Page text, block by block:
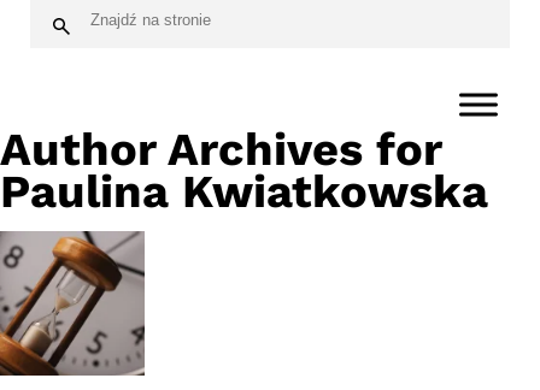
Author Archives for
Paulina Kwiatkowska